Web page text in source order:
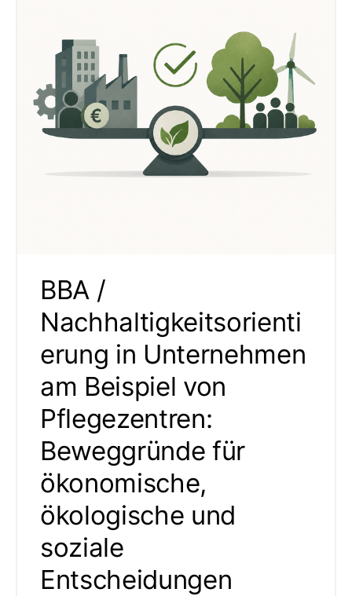
BBA /
Nachhaltigkeitsorienti
erung in Unternehmen
am Beispiel von
Pflegezentren:
Beweggründe für
ökonomische,
ökologische und
soziale
Entscheidungen